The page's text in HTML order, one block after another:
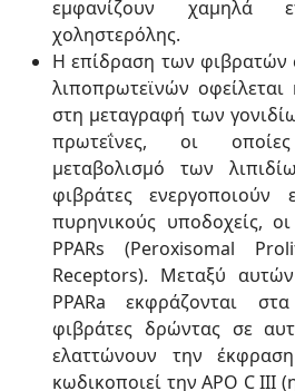
εμφανίζουν χαμηλά
χοληστερόλης.
Η επίδραση των φιβρατών
λιποπρωτεϊνών
στη μεταγραφή των
πρωτεΐνες, οι
μεταβολισμό των
φιβράτες ενεργοποιούν
πυρηνικούς υποδοχείς,
PPARs (Peroxisomal
Receptors). Μεταξύ
PPARa εκφράζονται
φιβράτες δρώντας σε
ελαττώνουν την
κωδικοποιεί την APO C III